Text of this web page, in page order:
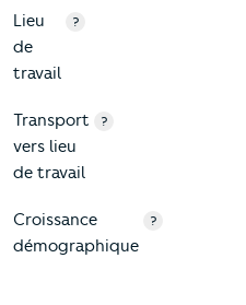
Lieu
de
travail
?
Transport
vers lieu
de travail
?
Croissance
démographique
?